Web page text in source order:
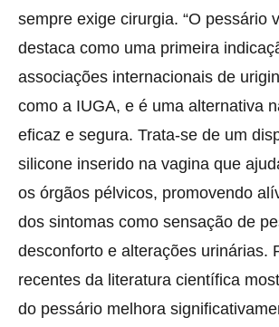
sempre exige cirurgia. “O pessário
destaca como uma primeira
associações internacionais de
como a IUGA, e é uma alternativa
eficaz e segura. Trata-se de um
silicone inserido na vagina que
os órgãos pélvicos, promovendo
dos sintomas como sensação de
desconforto e alterações urinárias.
recentes da literatura científica
do pessário melhora